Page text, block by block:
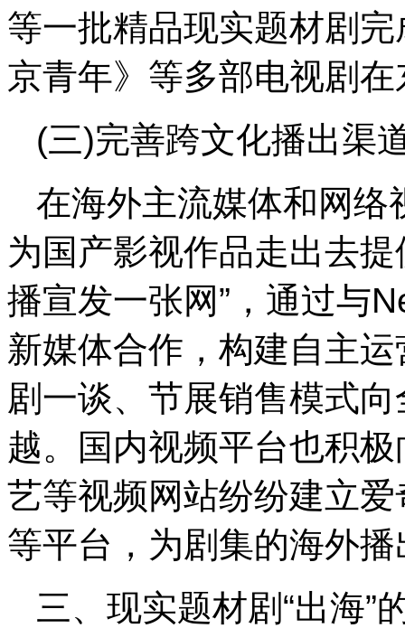
等一批精品现实题材剧
京青年》等多部电视剧
(三)完善跨文化播出渠
在海外主流媒体和网络
为国产影视作品走出去
播宣发一张网”，通过与
新媒体合作，构建自主
剧一谈、节展销售模式
越。国内视频平台也积
艺等视频网站纷纷建立
等平台，为剧集的海外
三、现实题材剧“出海”